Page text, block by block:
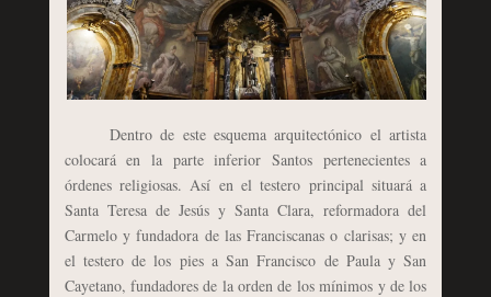
Dentro de este esquema arquitectónico el artista
colocará en la parte inferior Santos pertenecientes a
órdenes religiosas. Así en el testero principal situará a
Santa Teresa de Jesús y Santa Clara, reformadora del
Carmelo y fundadora de las Franciscanas o clarisas; y en
el testero de los pies a San Francisco de Paula y San
Cayetano, fundadores de la orden de los mínimos y de los